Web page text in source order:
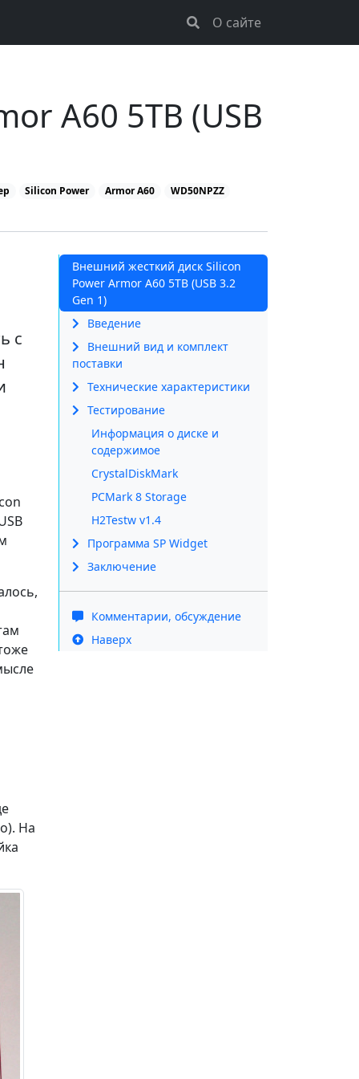
О сайте
A60 5TB (USB
Silicon Power Armor A60 WD50NPZZ
с
На
Внешний жесткий диск Silicon
Power Armor A60 5TB (USB 3.2
Gen 1)
Введение
Внешний вид и комплект
поставки
Технические характеристики
Тестирование
Информация о диске и
содержимое
CrystalDiskMark
PCMark 8 Storage
H2Testw v1.4
Программа SP Widget
Заключение
Комментарии, обсуждение
Наверх